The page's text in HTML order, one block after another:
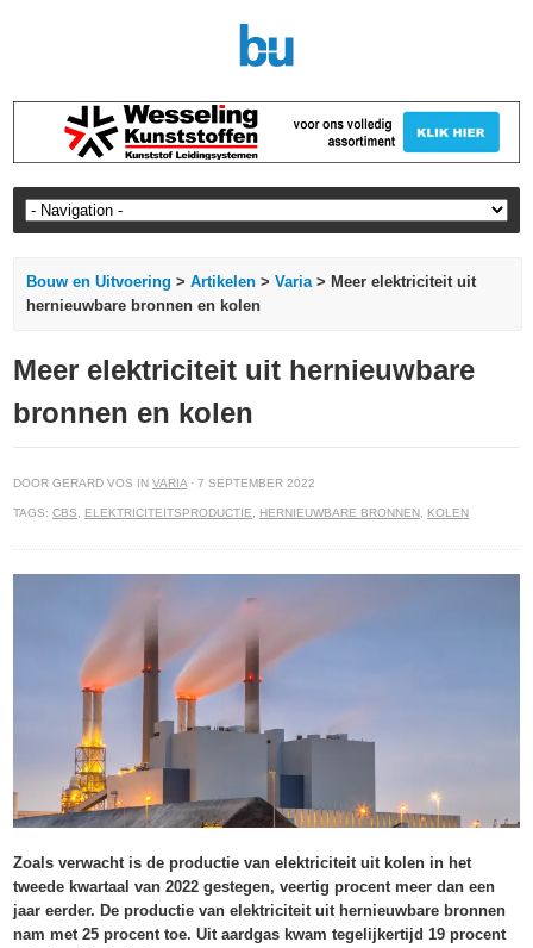
Bouw en Uitvoering >Artikelen >Varia> Meer elektriciteit uit
hernieuwbare bronnen en kolen
Meer elektriciteit uit hernieuwbare
bronnen en kolen
DOOR GERARD VOS INVARIA· 7 SEPTEMBER 2022
TAGS:CBS, ELEKTRICITEITSPRODUCTIE, HERNIEUWBARE BRONNEN, KOLEN
Zoals verwacht is de productie van elektriciteit uit kolen in het
tweede kwartaal van 2022 gestegen, veertig procent meer dan een
jaar eerder. De productie van elektriciteit uit hernieuwbare bronnen
nam met 25 procent toe. Uit aardgas kwam tegelijkertijd 19 procent